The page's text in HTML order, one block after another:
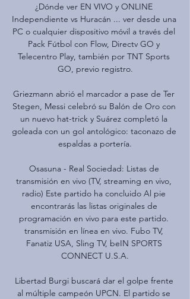
¿Dónde ver EN VIVO y ONLINE
Independiente vs Huracán ... ver desde una
PC o cualquier dispositivo móvil a través del
Pack Fútbol con Flow, Directv GO y
Telecentro Play, también por TNT Sports
GO, previo registro.
Griezmann abrió el marcador a pase de Ter
Stegen, Messi celebró su Balón de Oro con
un nuevo hat-trick y Suárez completó la
goleada con un gol antológico: taconazo de
espaldas a portería.
Osasuna - Real Sociedad: Listas de
transmisión en vivo (TV, streaming en vivo,
radio) Este partido ha concluido Al pie
encontrarás las listas originales de
programación en vivo para este partido.
transmisión en línea en vivo. Fubo TV,
Fanatiz USA, Sling TV, beIN SPORTS
CONNECT U.S.A.
Libertad Burgi buscará dar el golpe frente
al múltiple campeón UPCN. El partido se